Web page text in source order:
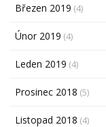
Březen 2019 (4)
Únor 2019 (4)
Leden 2019 (4)
Prosinec 2018 (5)
Listopad 2018 (4)